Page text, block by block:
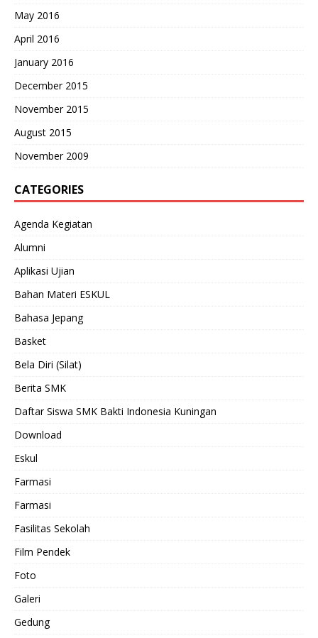
May 2016
April 2016
January 2016
December 2015
November 2015
August 2015
November 2009
CATEGORIES
Agenda Kegiatan
Alumni
Aplikasi Ujian
Bahan Materi ESKUL
Bahasa Jepang
Basket
Bela Diri (Silat)
Berita SMK
Daftar Siswa SMK Bakti Indonesia Kuningan
Download
Eskul
Farmasi
Farmasi
Fasilitas Sekolah
Film Pendek
Foto
Galeri
Gedung